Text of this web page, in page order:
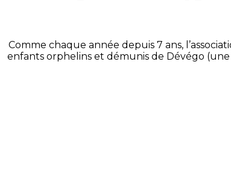
Comme chaque année depuis 7 ans,
enfants orphelins et démunis de Dévégo